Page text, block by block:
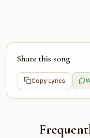
Share this song
Copy Lyrics